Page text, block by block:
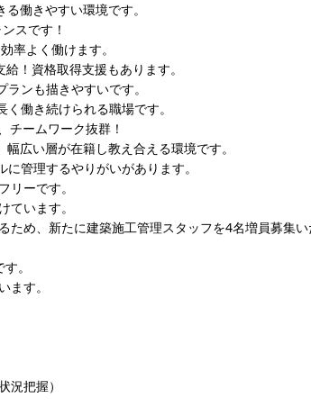
働きやすい環境です。
スです！
率よく働けます。
！資格取得支援もあります。
ンも描きやすいです。
働き続けられる職場です。
ームワーク抜群！
広い層が在籍し教え合える環境です。
管理するやりがいがあります。
ーです。
います。
ため、新たに建築施工管理スタッフを4名増員募集
。
す。
況把握）